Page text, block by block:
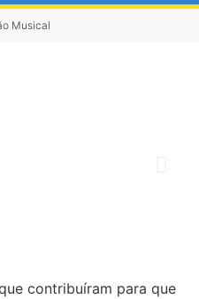
Musical
contribuíram para que